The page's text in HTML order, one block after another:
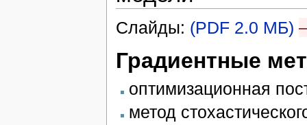
Слайды: (PDF 2.0 МБ)
Градиентные
оптимизационная
метод